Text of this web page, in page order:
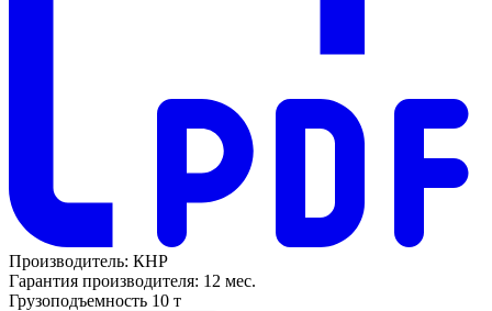
Производитель: КНР
Гарантия производителя: 12 мес.
Грузоподъемность 10 т